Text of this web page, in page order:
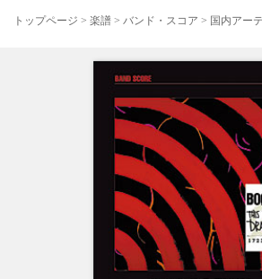
トップページ > 楽譜 > バンド・スコア > 国内アー